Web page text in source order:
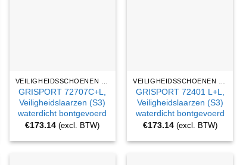
GRISPORT 72707C+L,
Veiligheidslaarzen (S3)
waterdicht bontgevoerd
€173.14 (excl. BTW)
GRISPORT 72401 L+L,
Veiligheidslaarzen (S3)
waterdicht bontgevoerd
€173.14 (excl. BTW)